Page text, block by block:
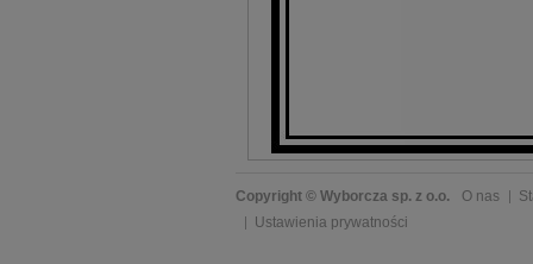
Copyright © Wyborcza sp. z o.o. O nas
Ustawienia prywatności